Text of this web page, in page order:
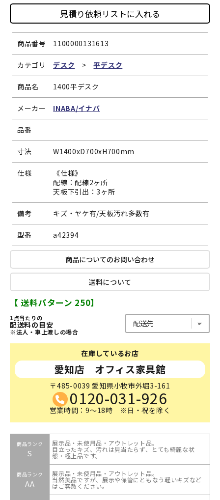
見積り依頼リストに入れる
商品番号 1100000131613
カテゴリ デスク >平デスク
商品名 1400平デスク
メーカー INABA/イナバ
品番
寸法 W1400xD700xH700mm
仕様
《仕様》
配線：配線2ヶ所
天板下引出：3ヶ所
備考 キズ・ヤケ有/天板汚れ多数有
型番 a42394
商品についてのお問い合わせ
送料について
【 送料パターン 250】
1点当たりの
配送料の目安
※法人・車上渡しの場合
在庫しているお店
愛知店 オフィス家具館
〒485-0039 愛知県小牧市外堀3-161
0120-031-926
営業時間：9～18時 ※日・祝を除く
商品ランク
S
展示品・未使用品・アウトレット品。
目立ったキズ、汚れは見当たらず、とても綺麗な状
態・極上品です。
商品ランク
AA
展示品・未使用品・アウトレット品。
当然美品ですが、展示や保管にともなう軽いキズなど
はご容赦ください。